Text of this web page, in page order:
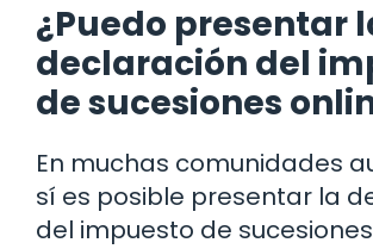
¿Puedo presentar
declaración del
de sucesiones
En muchas comunidades
sí es posible presentar la
del impuesto de